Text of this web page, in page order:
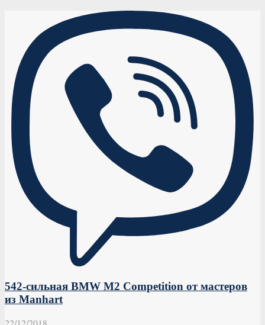
542-сильная BMW M2 Competition от мастеров
из Manhart